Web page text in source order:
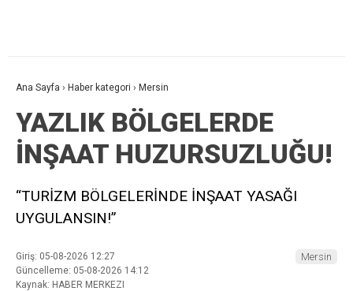
Ana Sayfa › Haber kategori › Mersin
YAZLIK BÖLGELERDE
İNŞAAT HUZURSUZLUĞU!
“TURİZM BÖLGELERİNDE İNŞAAT YASAĞI
UYGULANSIN!”
Giriş: 05-08-2026 12:27
Güncelleme: 05-08-2026 14:12
Kaynak: HABER MERKEZI
Mersin